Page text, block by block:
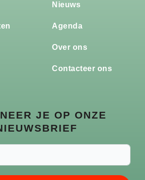
Nieuws
Agenda
Over ons
Contacteer ons
JE OP ONZE